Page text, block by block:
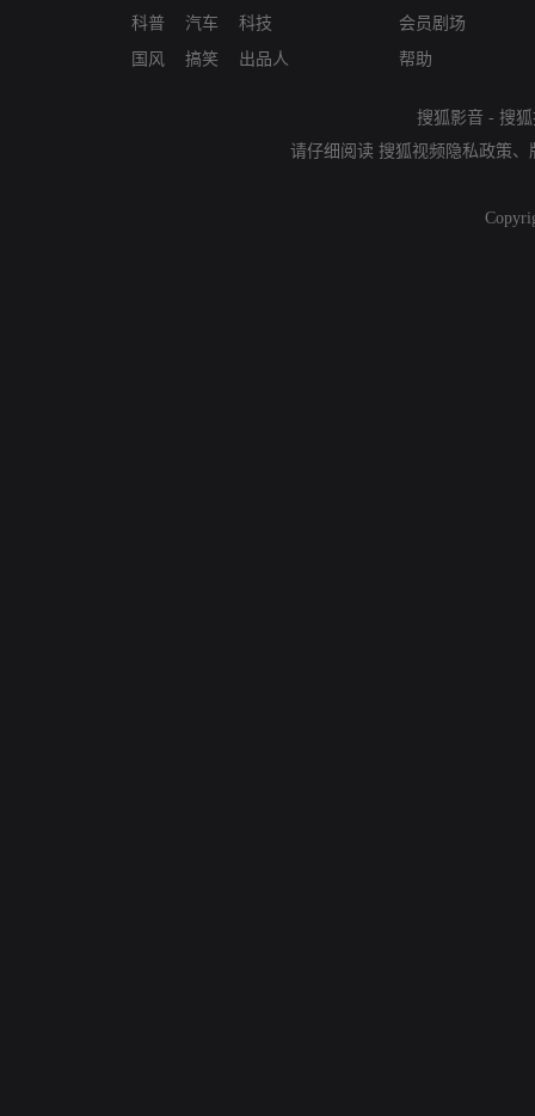
科普
国风
汽车
搞笑
科技
出品人
会员剧场
帮助
搜狐影音 - 搜
请仔细阅读 搜狐视频隐私政策、